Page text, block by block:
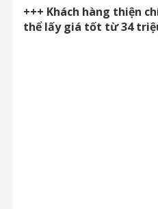
+++ Khách hàng thiện
thể lấy giá tốt từ 34